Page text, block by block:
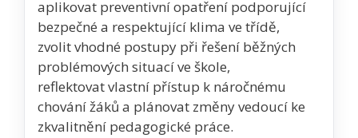
aplikovat preventivní opatření podporující
bezpečné a respektující klima ve třídě,
zvolit vhodné postupy při řešení běžných
problémových situací ve škole,
reflektovat vlastní přístup k náročnému
chování žáků a plánovat změny vedoucí ke
zkvalitnění pedagogické práce.